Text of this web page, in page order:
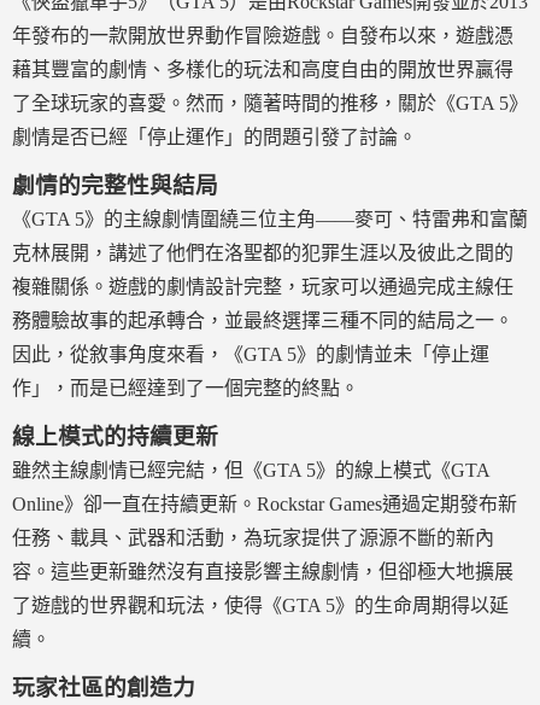
年發布的一款開放世界動作冒險遊戲。自發布以來，遊戲憑
藉其豐富的劇情、多樣化的玩法和高度自由的開放世界贏得
了全球玩家的喜愛。然而，隨著時間的推移，關於《GTA 5》
劇情是否已經「停止運作」的問題引發了討論。
劇情的完整性與結局
《GTA 5》的主線劇情圍繞三位主角——麥可、特雷弗和富蘭
克林展開，講述了他們在洛聖都的犯罪生涯以及彼此之間的
複雜關係。遊戲的劇情設計完整，玩家可以通過完成主線任
務體驗故事的起承轉合，並最終選擇三種不同的結局之一。
因此，從敘事角度來看，《GTA 5》的劇情並未「停止運
作」，而是已經達到了一個完整的終點。
線上模式的持續更新
雖然主線劇情已經完結，但《GTA 5》的線上模式《GTA
Online》卻一直在持續更新。Rockstar Games通過定期發布新
任務、載具、武器和活動，為玩家提供了源源不斷的新內
容。這些更新雖然沒有直接影響主線劇情，但卻極大地擴展
了遊戲的世界觀和玩法，使得《GTA 5》的生命周期得以延
續。
玩家社區的創造力